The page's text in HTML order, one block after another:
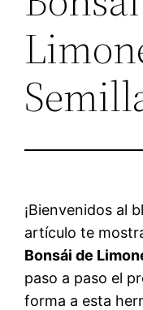
¡Bienvenidos al
artículo te
Bonsái de
paso a paso el
forma a esta